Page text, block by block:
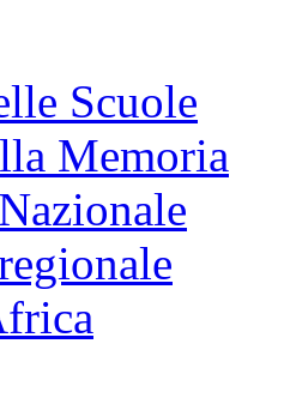
Scuole
Memoria